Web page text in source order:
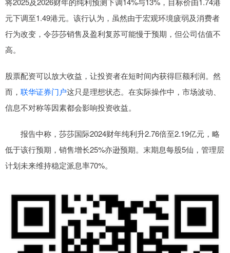
元下调至1.49港元。该行认为，虽然由于宏观环境疲弱及消费者
行为改变，令莎莎销售及盈利复苏可能慢于预期，但公司估值不
高。
股票配资可以放大收益，让投资者在短时间内获得巨额利润。然
而， 联华证券门户这只是理想状态。在实际操作中，市场波动、
信息不对称等因素都会影响投资收益。
报告中称，莎莎国际2024财年纯利升2.76倍至2.19亿元，略
低于该行预期，销售增长25%亦逊预期。末期息每股5仙，管理层
计划未来维持稳定派息率70%。